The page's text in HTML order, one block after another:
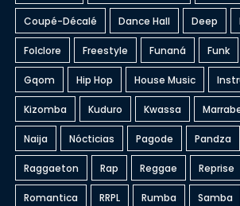
Coupé-Décalé Dance Hall Deep
Folclore Freestyle Funaná Funk
Gqom Hip Hop House Music
Kizomba Kuduro Kwassa
Naija Nócticias Pagode Pandza
Raggaeton Rap Reggae Reprise
Romantica RRPL Rumba Samba